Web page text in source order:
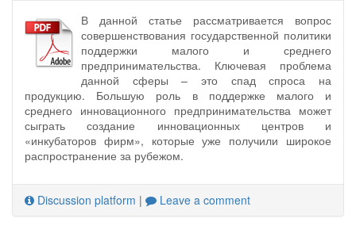
В данной статье рассматривается вопрос
совершенствования государственной политики
поддержки малого и среднего
предпринимательства. Ключевая проблема
данной сферы – это спад спроса на
продукцию. Большую роль в поддержке малого и
среднего инновационного предпринимательства может
сыграть создание инновационных центров и
«инкубаторов фирм», которые уже получили широкое
распространение за рубежом.
Discussion platform | Leave a comment